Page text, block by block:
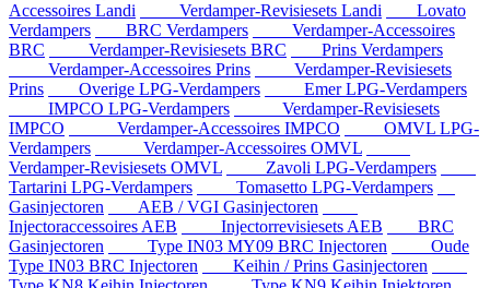
Accessoires Landi
Verdamper-Revisiesets Landi
Lovato
Verdampers
BRC Verdampers
Verdamper-Accessoires
BRC
Verdamper-Revisiesets BRC
Prins Verdampers
Verdamper-Accessoires Prins
Verdamper-Revisiesets
Prins
Overige LPG-Verdampers
Emer LPG-Verdampers
IMPCO LPG-Verdampers
Verdamper-Revisiesets
IMPCO
Verdamper-Accessoires IMPCO
OMVL LPG-
Verdampers
Verdamper-Accessoires OMVL
Verdamper-Revisiesets OMVL
Zavoli LPG-Verdampers
Tartarini LPG-Verdampers
Tomasetto LPG-Verdampers
Gasinjectoren
AEB / VGI Gasinjectoren
Injectoraccessoires AEB
Injectorrevisiesets AEB
BRC
Gasinjectoren
Type IN03 MY09 BRC Injectoren
Oude
Type IN03 BRC Injectoren
Keihin / Prins Gasinjectoren